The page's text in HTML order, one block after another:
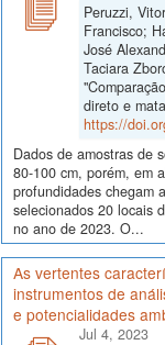
Peruzzi,
Francisco;
José
Taciara
direto e
https://
Dados de amostras de
80-100 cm, porém, em
profundidades chegam
selecionados 20 locais
no ano de 2023. O...
As vertentes
instrumentos de
e potencialidades
Jul 4, 2023